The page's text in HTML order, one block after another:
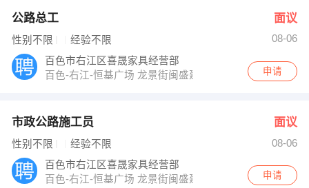
公路总工 面议
性别不限 经验不限
08-06
百色市右江区喜晟家具经营部
百色-右江-恒基广场 龙景街闽盛建材市场一区A栋一楼恒
申请
市政公路施工员 面议
性别不限 经验不限
08-06
百色市右江区喜晟家具经营部
百色-右江-恒基广场 龙景街闽盛建材市场一区A栋一楼恒
申请